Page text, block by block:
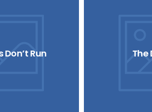
Don’t Run The